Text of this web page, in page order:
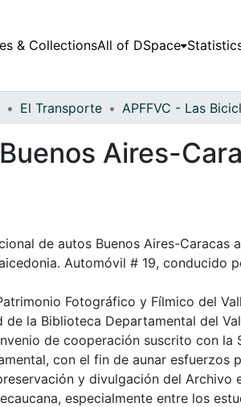
& CollectionsAll of DSpace
El Transporte
Aires-
de autos Buenos Aires-Caracas
Automóvil # 19, conducido
Fotográfico y Fílmico del
de la Biblioteca Departamental del
de cooperación suscrito con la
con el fin de aunar esfuerzos
y divulgación del Archivo
especialmente entre los